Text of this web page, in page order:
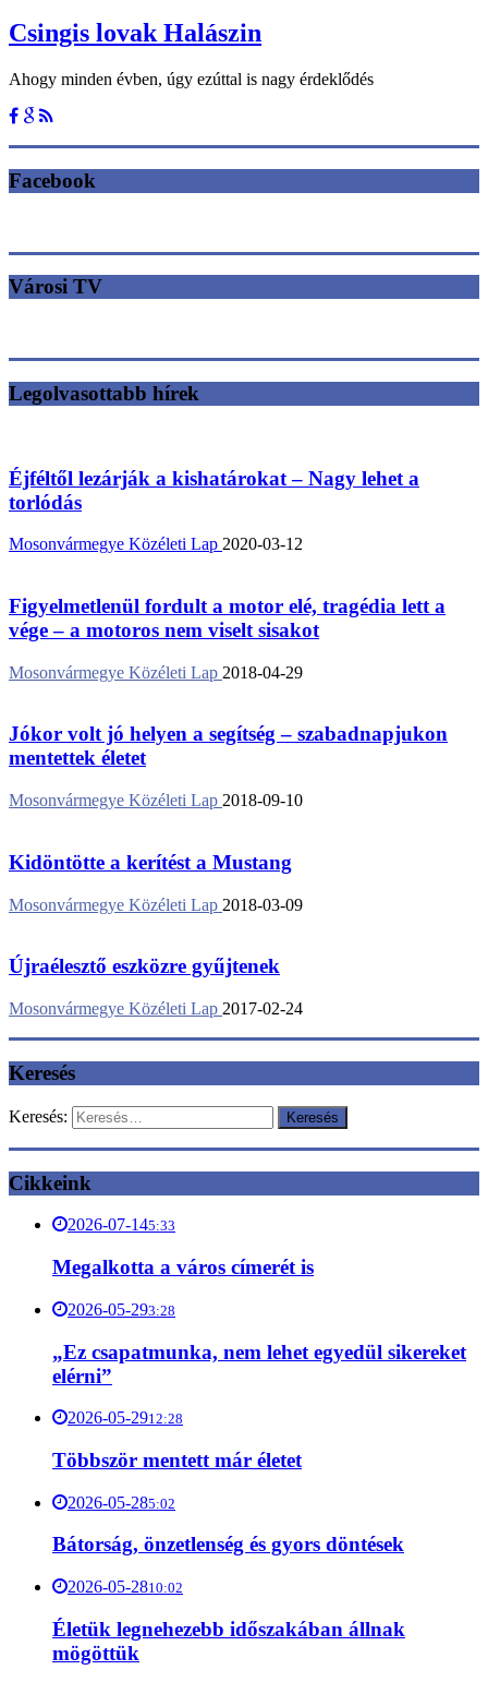
Csingis lovak Halászin
Ahogy minden évben, úgy ezúttal is nagy érdeklődés
Facebook
Városi TV
Legolvasottabb hírek
Éjféltől lezárják a kishatárokat – Nagy lehet a
torlódás
Mosonvármegye Közéleti Lap 2020-03-12
Figyelmetlenül fordult a motor elé, tragédia lett a
vége – a motoros nem viselt sisakot
Mosonvármegye Közéleti Lap 2018-04-29
Jókor volt jó helyen a segítség – szabadnapjukon
mentettek életet
Mosonvármegye Közéleti Lap 2018-09-10
Kidöntötte a kerítést a Mustang
Mosonvármegye Közéleti Lap 2018-03-09
Újraélesztő eszközre gyűjtenek
Mosonvármegye Közéleti Lap 2017-02-24
Keresés
Keresés:
Cikkeink
2026-07-145:33
Megalkotta a város címerét is
2026-05-293:28
„Ez csapatmunka, nem lehet egyedül sikereket
elérni”
2026-05-2912:28
Többször mentett már életet
2026-05-285:02
Bátorság, önzetlenség és gyors döntések
2026-05-2810:02
Életük legnehezebb időszakában állnak
mögöttük